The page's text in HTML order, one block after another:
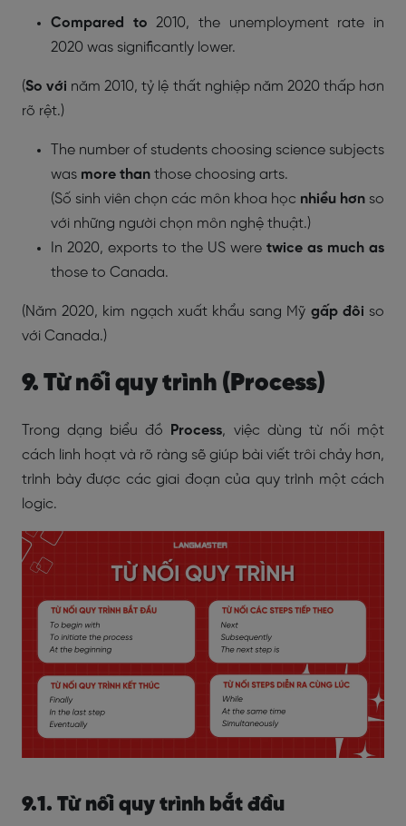
Compared to 2010, the unemployment rate in
2020 was significantly lower.
(So với năm 2010, tỷ lệ thất nghiệp năm 2020 thấp hơn
rõ rệt.)
The number of students choosing science subjects
was more than those choosing arts.
(Số sinh viên chọn các môn khoa học nhiều hơn so
với những người chọn môn nghệ thuật.)
In 2020, exports to the US were twice as much as
those to Canada.
(Năm 2020, kim ngạch xuất khẩu sang Mỹ gấp đôi so
với Canada.)
9. Từ nối quy trình (Process)
Trong dạng biểu đồ Process, việc dùng từ nối một
cách linh hoạt và rõ ràng sẽ giúp bài viết trôi chảy hơn,
trình bày được các giai đoạn của quy trình một cách
logic.
9.1. Từ nối quy trình bắt đầu